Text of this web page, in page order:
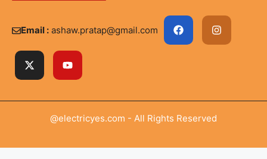
Email : ashaw.pratap@gmail.com
@electricyes.com - All Rights Reserved